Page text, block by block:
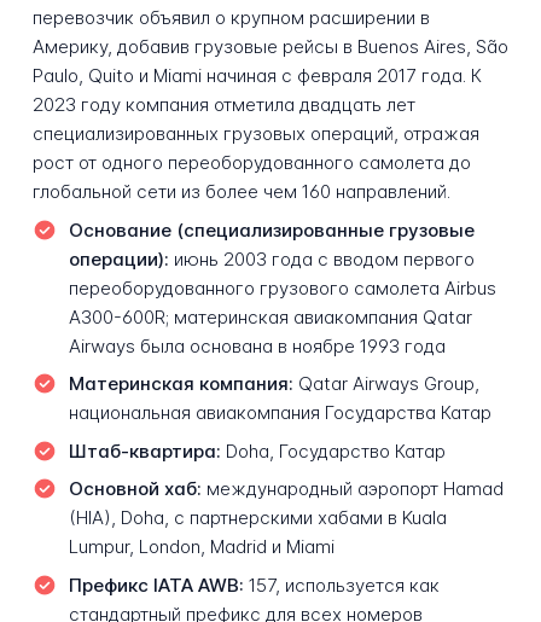
перевозчик объявил о крупном расширении в
Америку, добавив грузовые рейсы в Buenos Aires, São
Paulo, Quito и Miami начиная с февраля 2017 года. К
2023 году компания отметила двадцать лет
специализированных грузовых операций, отражая
рост от одного переоборудованного самолета до
глобальной сети из более чем 160 направлений.
Основание (специализированные грузовые
операции): июнь 2003 года с вводом первого
переоборудованного грузового самолета Airbus
A300-600R; материнская авиакомпания Qatar
Airways была основана в ноябре 1993 года
Материнская компания: Qatar Airways Group,
национальная авиакомпания Государства Катар
Штаб-квартира: Doha, Государство Катар
Основной хаб: международный аэропорт Hamad
(HIA), Doha, с партнерскими хабами в Kuala
Lumpur, London, Madrid и Miami
Префикс IATA AWB: 157, используется как
стандартный префикс для всех номеров